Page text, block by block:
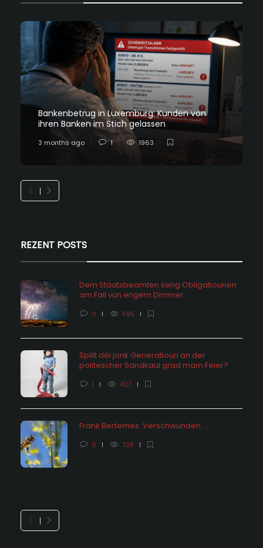
Bankenbetrug in Luxemburg: Kunden von
ihren Banken im Stich gelassen
3 months ago 1 1963
REZENT POSTS
Dem Staatsbeamten seng Obligatiounen
am Fall vun engem Dimmer
0 595
Spillt déi jonk Generatioun an der
politescher Sandkaul grad mam Feier?
1 427
Frank Bertemes: Verschwunden….
0 728